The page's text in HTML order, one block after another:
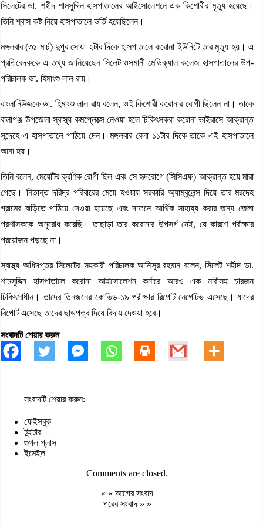
সিলেটের ডা. শহীদ শামসুদ্দিন হাসপাতালের আইসোলেশনে এক কিশোরীর মৃত্যু হয়েছে।
তিনি শ্বাস কষ্ট নিয়ে হাসপাতালে ভর্তি হয়েছিলেন।
মঙ্গলবার (৩১ মার্চ) দুপুর সোয়া ২টার দিকে হাসপাতালে করোনা ইউনিটে তার মৃত্যু হয়। এ
প্রতিবেদককে এ তথ্য জানিয়েছেন সিলেট ওসমানী মেডিক্যাল কলেজ হাসপাতালের উপ-
পরিচালক ডা. হিমাংশু লাল রায়।
বাংলানিউজকে ডা. হিমাংশু লাল রায় বলেন, ওই কিশোরী করোনার রোগী ছিলেন না। তাকে
বালাগঞ্জ উপজেলা স্বাস্থ্য কমপ্লেক্সে নেওয়া হলে চিকিৎসকরা করোনা ভাইরাসে আক্রান্ত
সন্দেহে এ হাসপাতালে পাঠিয়ে দেন। মঙ্গলবার বেলা ১১টার দিকে তাকে এই হাসপাতালে
আনা হয়।
তিনি বলেন, মেয়েটির ক্রণিক রোগী ছিল এবং সে হৃদরোগে (সিসিএফ) আক্রান্ত হয়ে মারা
গেছে। নিতান্ত দরিদ্র পরিবারের মেয়ে হওয়ায় সরকারি অ্যাম্বুলেন্স দিয়ে তার মরদেহ
গ্রামের বাড়িতে পাঠিয়ে দেওয়া হয়েছে এবং দাফনে আর্থিক সাহায্য করার জন্য জেলা
প্রশাসককে অনুরোধ করেছি। তাছাড়া তার করোনার উপসর্গ নেই, যে কারণে পরীক্ষার
প্রয়োজন পড়ছে না।
স্বাস্থ্য অধিদপ্তর সিলেটের সহকারী পরিচালক আনিসুর রহমান বলেন, সিলেট শহীদ ডা.
শামসুদ্দিন হাসপাতালে করোনা আইসোলেশন কর্নারে আরও এক নারীসহ চারজন
চিকিৎসাধীন। তাদের তিনজনের কোভিড-১৯ পরীক্ষার রিপোর্ট নেগেটিভ এসেছে। যাদের
রিপোর্ট এসেছে তাদের ছাড়পত্র দিয়ে বিদায় দেওয়া হবে।
সংবাদটি শেয়ার করুন
সংবাদটি শেয়ার করুন:
ফেইসবুক
টুইটার
গুগল প্লাস
ইমেইল
Comments are closed.
« « আগের সংবাদ
পরের সংবাদ » »